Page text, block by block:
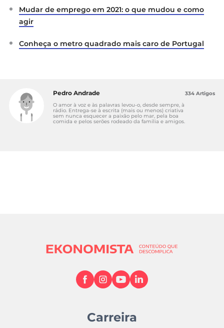
Mudar de emprego em 2021: o que mudou e como
agir
Conheça o metro quadrado mais caro de Portugal
Pedro Andrade
O amor à voz e às palavras levou-o, desde sempre, à
rádio. Entrega-se à escrita (mais ou menos) criativa
sem nunca esquecer a paixão pelo mar, pela boa
comida e pelos serões rodeado da família e amigos.
334 Artigos
Carreira